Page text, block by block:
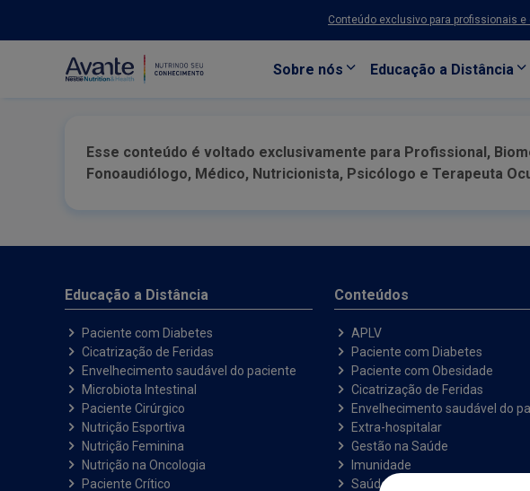
Conteúdo exclusivo para profissionais
Sobre nós Educação a Distância
Esse conteúdo é voltado exclusivamente para Profissional,
Fonoaudiólogo, Médico, Nutricionista, Psicólogo e Terapeuta
Educação a Distância
Paciente com Diabetes
Cicatrização de Feridas
Envelhecimento saudável do paciente
Microbiota Intestinal
Paciente Cirúrgico
Nutrição Esportiva
Nutrição Feminina
Nutrição na Oncologia
Paciente Crítico
Conteúdos
APLV
Paciente com Diabetes
Paciente com Obesidade
Cicatrização de Feridas
Envelhecimento saudável do
Extra-hospitalar
Gestão na Saúde
Imunidade
Saúde e Nutrição